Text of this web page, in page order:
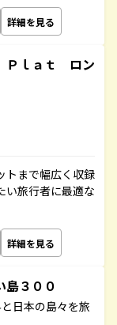
詳細を見る
ｌａｔ ロン
トまで幅広く収録
い旅行者に最適な
詳細を見る
島３００
日本の島々を旅